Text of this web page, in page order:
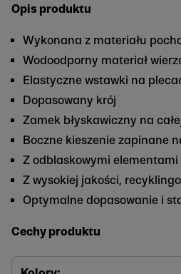
Opis produktu
Wykonana z materiału
Wodoodporny materiał
Elastyczne wstawki na
Dopasowany krój
Zamek błyskawiczny na
Boczne kieszenie zapinane
Z odblaskowymi
Z wysokiej jakości,
Optymalne dopasowanie i
Cechy produktu